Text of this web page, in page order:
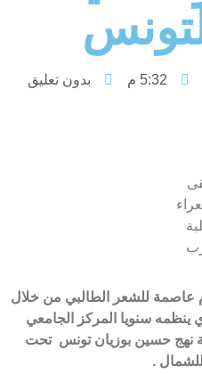
لتونس
5:32 م بدون تعليق
عاصمة للشعر الطالبي من خلال
ينظمه سنويا المركز الجامعي
نهج حسين بوزيان تونس تحت
.